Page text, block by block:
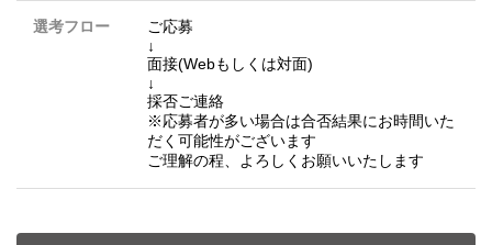
選考フロー
ご応募
↓
面接(Webもしくは対面)
↓
採否ご連絡
※応募者が多い場合は合否結果にお時間いた
だく可能性がございます
ご理解の程、よろしくお願いいたします